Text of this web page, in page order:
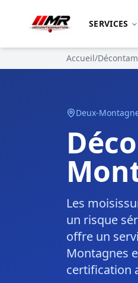
SERVICES
Accueil/
Deux-
Les
un risque
offre un
Montagnes
certification